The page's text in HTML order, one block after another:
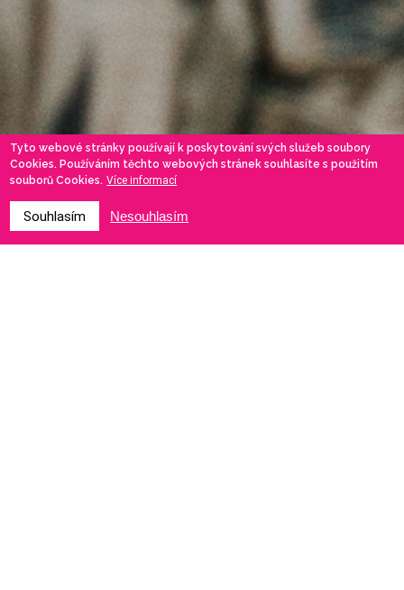
Tyto webové stránky používají k poskytování svých služeb soubory
Cookies. Používáním těchto webových stránek souhlasíte s použitím
souborů Cookies. Více informací
Souhlasím Nesouhlasím